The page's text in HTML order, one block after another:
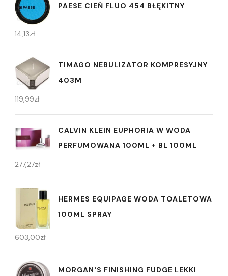
PAESE CIEŃ FLUO 454 BŁĘKITNY
14,13zł
TIMAGO NEBULIZATOR KOMPRESYJNY
403M
119,99zł
CALVIN KLEIN EUPHORIA W WODA
PERFUMOWANA 100ML + BL 100ML
277,27zł
HERMES EQUIPAGE WODA TOALETOWA
100ML SPRAY
603,00zł
MORGAN'S FINISHING FUDGE LEKKI